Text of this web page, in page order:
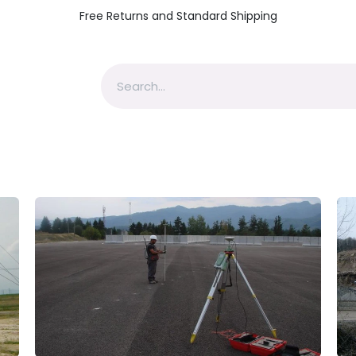
Free Returns and Standard Shipping